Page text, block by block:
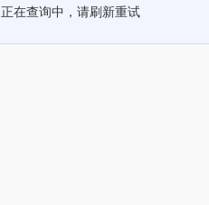
正在查询中，请刷新重试